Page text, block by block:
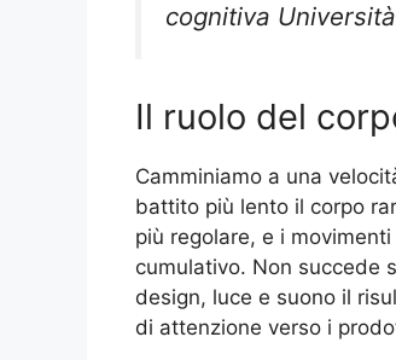
cognitiva
Il ruolo del
Camminiamo a una
battito più lento il corpo
più regolare, e i
cumulativo. Non succede
design, luce e suono il
di attenzione verso i